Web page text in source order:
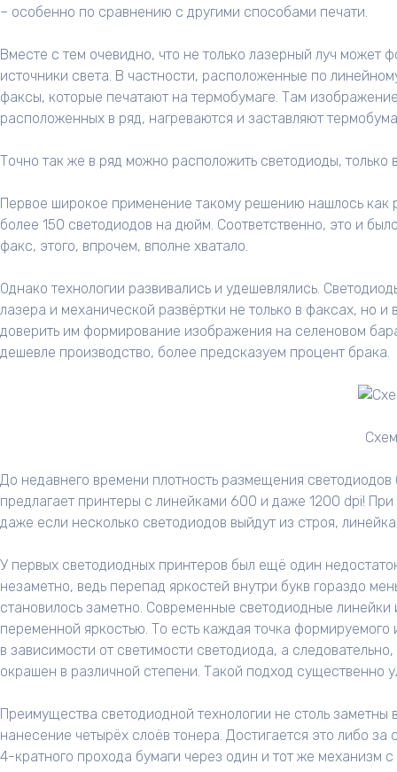
– особенно по сравнению с другими способами печати.
Вместе с тем очевидно, что не только лазерный луч может
источники света. В частности, расположенные по
факсы, которые печатают на термобумаге. Там
расположенных в ряд, нагреваются и заставляют
Точно так же в ряд можно расположить светодиоды, только
Первое широкое применение такому решению нашлось как
более 150 светодиодов на дюйм. Соответственно, это и
факс, этого, впрочем, вполне хватало.
Однако технологии развивались и удешевлялись.
лазера и механической развёртки не только в факсах, но
доверить им формирование изображения на селеновом
дешевле производство, более предсказуем процент брака.
До недавнего времени плотность размещения
предлагает принтеры с линейками 600 и даже 1200 dpi!
даже если несколько светодиодов выйдут из строя,
У первых светодиодных принтеров был ещё один
незаметно, ведь перепад яркостей внутри букв гораздо
становилось заметно. Современные светодиодные
переменной яркостью. То есть каждая точка
в зависимости от светимости светодиода, а
окрашен в различной степени. Такой подход существенно
Преимущества светодиодной технологии не столь
нанесение четырёх слоёв тонера. Достигается это либо
4-кратного прохода бумаги через один и тот же механизм